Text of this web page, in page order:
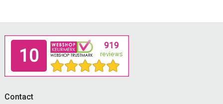
Footer
Contact